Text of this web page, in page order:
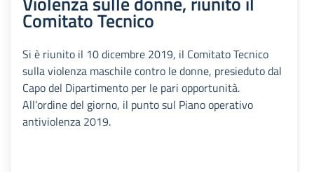
Comitato Tecnico
Si è riunito il 10 dicembre 2019, il Comitato Tecnico
sulla violenza maschile contro le donne, presieduto dal
Capo del Dipartimento per le pari opportunità.
All’ordine del giorno, il punto sul Piano operativo
antiviolenza 2019.